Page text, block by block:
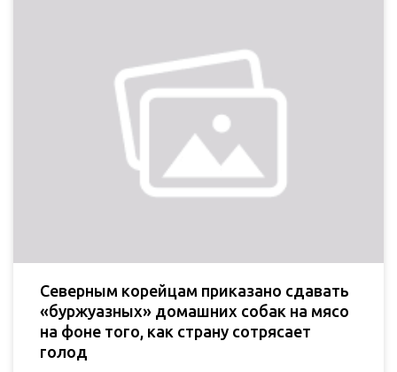
Северным корейцам приказано сдавать
«буржуазных» домашних собак на мясо
на фоне того, как страну сотрясает
голод